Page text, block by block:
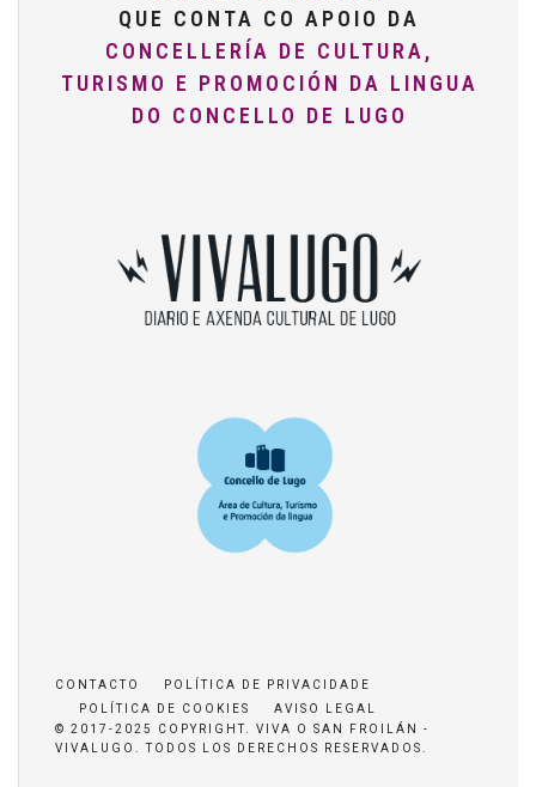
QUE CONTA CO APOIO DA
CONCELLERÍA DE CULTURA,
TURISMO E PROMOCIÓN DA LINGUA
DO CONCELLO DE LUGO
CONTACTO
POLÍTICA DE PRIVACIDADE
POLÍTICA DE COOKIES
AVISO LEGAL
© 2017-2025 COPYRIGHT. VIVA O SAN FROILÁN -
VIVALUGO. TODOS LOS DERECHOS RESERVADOS.